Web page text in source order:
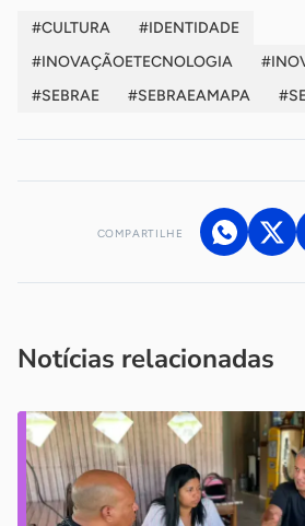
#CULTURA
#IDENTIDADE
#INOVAÇÃOETECNOLOGIA
#SEBRAE
#SEBRAEAMAPA
COMPARTILHE
Notícias relacionadas